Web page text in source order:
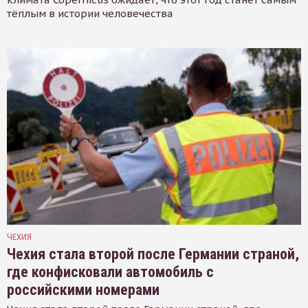
тёплым в истории человечества
ЧЕХИЯ
Чехия стала второй после Германии страной,
где конфисковали автомобиль с
российскими номерами